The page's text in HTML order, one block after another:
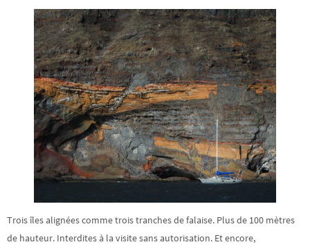
Trois îles alignées comme trois tranches de falaise. Plus de 100 mètres
de hauteur. Interdites à la visite sans autorisation. Et encore,